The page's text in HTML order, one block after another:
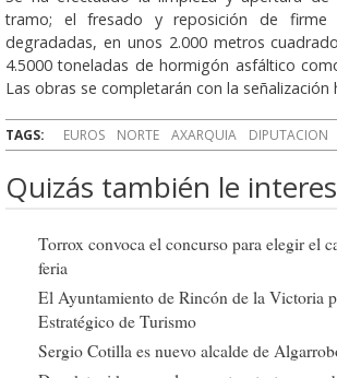
tramo; el fresado y reposición de firme
degradadas, en unos 2.000 metros
4.5000 toneladas de hormigón asfáltico
Las obras se completarán con la señalización
TAGS: EUROS NORTE AXARQUIA DIPUTACION
Quizás también le
Torrox convoca el concurso para elegir el
feria
El Ayuntamiento de Rincón de la Victoria
Estratégico de Turismo
Sergio Cotilla es nuevo alcalde de